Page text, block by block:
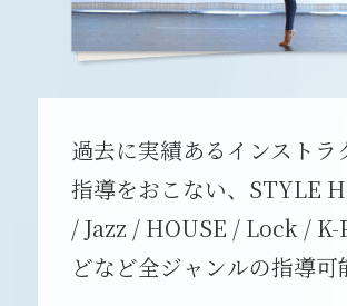
過去に実績あるインストラ
指導をおこない、STYLE
/ Jazz / HOUSE / Lock / K-
どなど全ジャンルの指導可